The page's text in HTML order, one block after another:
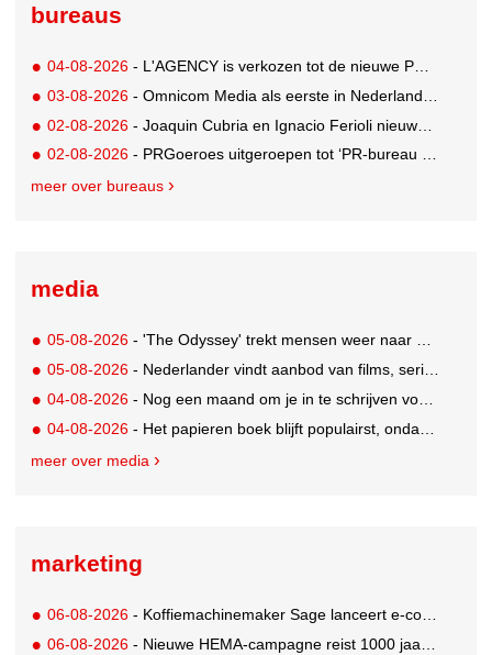
bureaus
04-08-2026 - L'AGENCY is verkozen tot de nieuwe PR-partner van KoRo
03-08-2026 - Omnicom Media als eerste in Nederland actief met advertenties in ChatGPT
02-08-2026 - Joaquin Cubria en Ignacio Ferioli nieuwe Global CCO’s GUT, Renata Neumann Global Head of Production
02-08-2026 - PRGoeroes uitgeroepen tot ‘PR-bureau van het jaar 2026’
meer over bureaus
media
05-08-2026 - 'The Odyssey' trekt mensen weer naar de bioscoop
05-08-2026 - Nederlander vindt aanbod van films, series en sport vaak versnipperd
04-08-2026 - Nog een maand om je in te schrijven voor de Mercurs 2026
04-08-2026 - Het papieren boek blijft populairst, ondanks digitale alternatieven
meer over media
marketing
06-08-2026 - Koffiemachinemaker Sage lanceert e-commerceplatform voor koffieliefhebbers
06-08-2026 - Nieuwe HEMA-campagne reist 1000 jaar terug in de tijd naar 'Hemastein'